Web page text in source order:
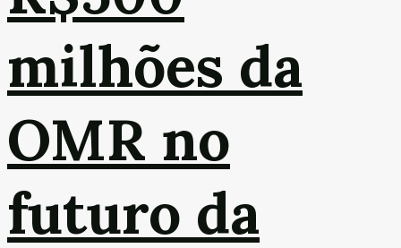
milhões da
OMR no
futuro da